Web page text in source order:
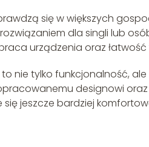
się w większych
dla singli lub
urządzenia oraz
nie tylko funkcjonalność,
designowi
jeszcze bardziej